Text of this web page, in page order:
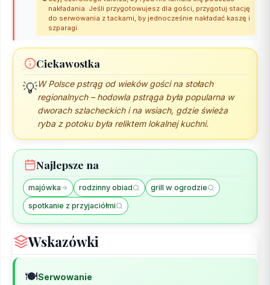
nakładania. Jeśli przygotowujesz dla gości, przygotuj stację
do serwowania z tackami, by jednocześnie nakładać kaszę i
szparagi.
Ciekawostka
💡W Polsce pstrąg od wieków gości na stołach
regionalnych – hodowla pstrąga była popularna w
dworach szlacheckich i na wsiach, gdzie świeża
ryba z potoku była reliktem lokalnej kuchni.
Najlepsze na
majówka rodzinny obiad
grill w ogrodzie
spotkanie z przyjaciółmi
Wskazówki
🍽️Serwowanie